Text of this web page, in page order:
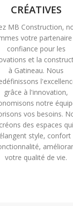
CRÉATIVES
MB Construction,
votre partenaire
confiance pour les
et la
à Gatineau. Nous
grâce à l'innovation,
notre
vos besoins.
créons des espaces qui
style, confort
votre qualité de vie.